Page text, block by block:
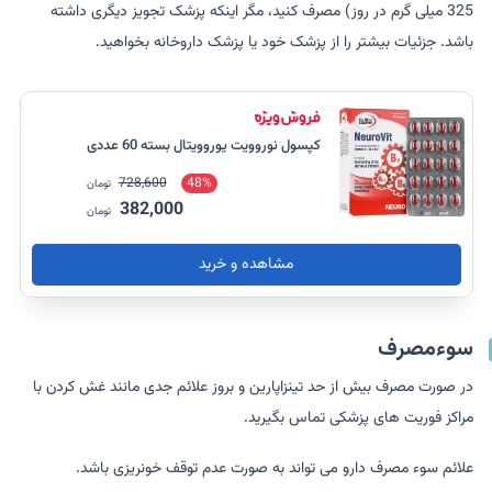
325 میلی گرم در روز) مصرف کنید، مگر اینکه پزشک تجویز دیگری داشته
باشد. جزئیات بیشتر را از پزشک خود یا پزشک داروخانه بخواهید.
کپسول نوروویت یوروویتال بسته 60 عددی
48%
728,600 تومان
382,000 تومان
مشاهده و خرید
سوءمصرف
در صورت مصرف بیش از حد تینزاپارین و بروز علائم جدی مانند غش کردن با
مراکز فوریت های پزشکی تماس بگیرید.
علائم سوء مصرف دارو می تواند به صورت عدم توقف خونریزی باشد.